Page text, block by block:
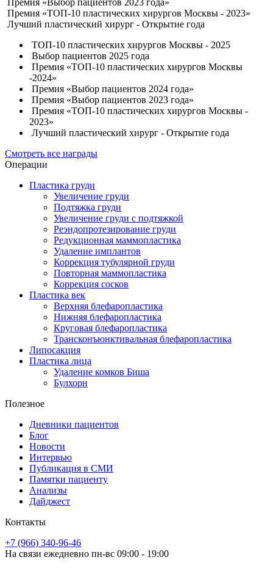
Премия «ТОП-10 пластических хирургов Москвы - 2023»
Лучший пластический хирург - Открытие года
ТОП-10 пластических хирургов Москвы - 2025
Выбор пациентов 2025 года
Премия «ТОП-10 пластических хирургов Москвы
-2024»
Премия «Выбор пациентов 2024 года»
Премия «Выбор пациентов 2023 года»
Премия «ТОП-10 пластических хирургов Москвы -
2023»
Лучший пластический хирург - Открытие года
Смотреть все награды
Операции
Пластика груди
Увеличение груди
Подтяжка груди
Увеличение груди с подтяжкой
Реэндопротезирование груди
Редукционная маммопластика
Удаление имплантов
Коррекция тубулярной груди
Повторная маммопластика
Коррекция сосков
Пластика век
Верхняя блефаропластика
Нижняя блефаропластика
Круговая блефаропластика
Трансконъюнктивальная блефаропластика
Липосакция
Пластика лица
Удаление комков Биша
Булхорн
Полезное
Дневники пациентов
Блог
Новости
Интервью
Публикация в СМИ
Памятки пациенту
Анализы
Дайджест
Контакты
+7 (966) 340-96-46
На связи ежедневно пн-вс 09:00 - 19:00